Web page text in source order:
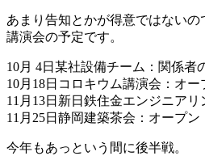
あまり告知とかが得意ではないの
講演会の予定です。
10月 4日某社設備チーム：関係者
10月18日コロキウム講演会：オー
11月13日新日鉄住金エンジニア
11月25日静岡建築茶会：オープン
今年もあっという間に後半戦。